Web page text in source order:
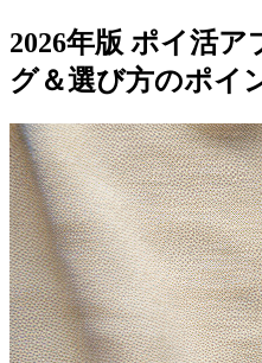
2026年版 ポイ活
グ＆選び方のポイ